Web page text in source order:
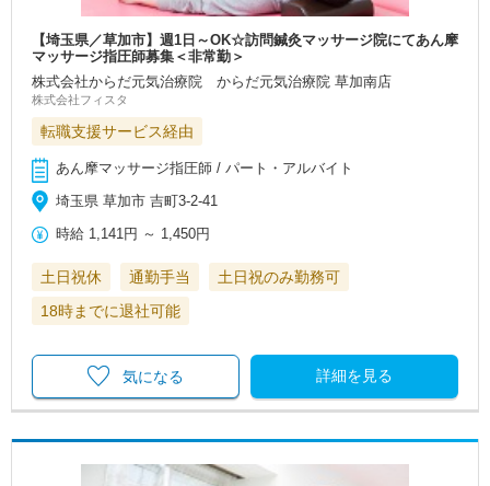
【埼玉県／草加市】週1日～OK☆訪問鍼灸マッサージ院にてあん摩
マッサージ指圧師募集＜非常勤＞
株式会社からだ元気治療院 からだ元気治療院 草加南店
株式会社フィスタ
転職支援サービス経由
あん摩マッサージ指圧師 / パート・アルバイト
埼玉県 草加市 吉町3-2-41
時給 1,141円 ～ 1,450円
土日祝休 通勤手当
土日祝のみ勤務可
18時までに退社可能
詳細を見る
気になる